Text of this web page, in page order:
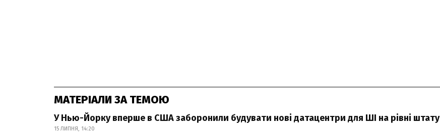
МАТЕРІАЛИ ЗА ТЕМОЮ
У Нью-Йорку вперше в США заборонили будувати нові датацентри для ШІ на рівні штату
15 ЛИПНЯ, 14:20